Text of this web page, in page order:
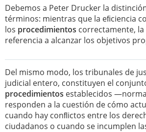
Debemos a Peter Drucker la
términos: mientras que la eﬁciencia
los procedimientos correctamente, la
referencia a alcanzar los objetivos
Del mismo modo, los tribunales de
judicial entero, constituyen el
procedimientos establecidos
responden a la cuestión de cómo
cuando hay conﬂictos entre los
ciudadanos o cuando se incumplen